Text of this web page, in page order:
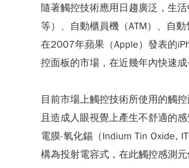
隨著觸控技術應用日趨廣泛，生
等）、自動櫃員機（ATM）、自
在2007年蘋果（Apple）發表的
控面板的市場，在近幾年內快速成
目前市場上觸控技術所使用的觸
且造成人眼視覺上產生不舒適的
電膜-氧化錫（Indium Tin Oxide,
構為投射電容式，在此觸控感測